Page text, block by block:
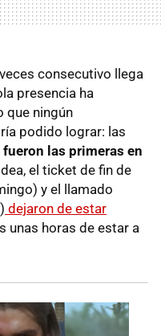
consecutivo llega
presencia ha
que ningún
podido lograr: las
fueron las primeras en
el ticket de fin de
y el llamado
dejaron de estar
unas horas de estar a